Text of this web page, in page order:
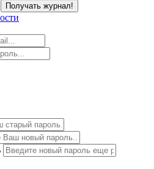
Получать журнал!